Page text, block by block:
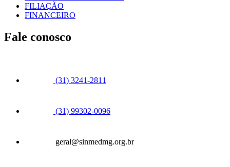
FILIAÇÃO
FINANCEIRO
Fale conosco
(31) 3241-2811
(31) 99302-0096
geral@sinmedmg.org.br